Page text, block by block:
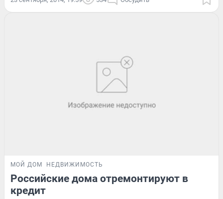
МОЙ ДОМ НЕДВИЖИМОСТЬ
Российские дома отремонтируют в
кредит